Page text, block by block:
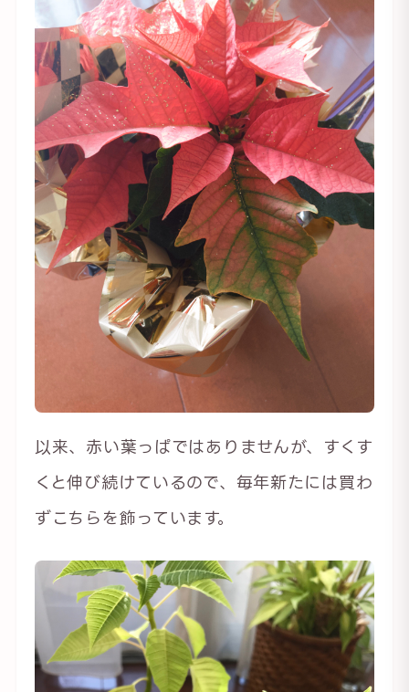
以来、赤い葉っぱではありませんが、すくす
くと伸び続けているので、毎年新たには買わ
ずこちらを飾っています。